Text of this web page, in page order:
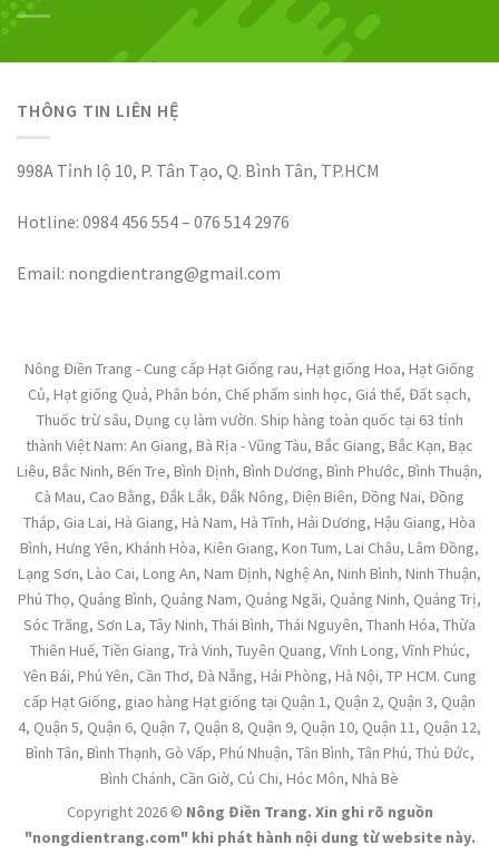
THÔNG TIN LIÊN HỆ
998A Tỉnh lộ 10, P. Tân Tạo, Q. Bình Tân, TP.HCM
Hotline: 0984 456 554 – 076 514 2976
Email: nongdientrang@gmail.com
Nông Điền Trang - Cung cấp Hạt Giống rau, Hạt giống Hoa, Hạt Giống
Củ, Hạt giống Quả, Phân bón, Chế phẩm sinh học, Giá thể, Đất sạch,
Thuốc trừ sâu, Dụng cụ làm vườn. Ship hàng toàn quốc tại 63 tỉnh
thành Việt Nam: An Giang, Bà Rịa - Vũng Tàu, Bắc Giang, Bắc Kạn, Bạc
Liêu, Bắc Ninh, Bến Tre, Bình Định, Bình Dương, Bình Phước, Bình Thuận,
Cà Mau, Cao Bằng, Đắk Lắk, Đắk Nông, Điện Biên, Đồng Nai, Đồng
Tháp, Gia Lai, Hà Giang, Hà Nam, Hà Tĩnh, Hải Dương, Hậu Giang, Hòa
Bình, Hưng Yên, Khánh Hòa, Kiên Giang, Kon Tum, Lai Châu, Lâm Đồng,
Lạng Sơn, Lào Cai, Long An, Nam Định, Nghệ An, Ninh Bình, Ninh Thuận,
Phú Thọ, Quảng Bình, Quảng Nam, Quảng Ngãi, Quảng Ninh, Quảng Trị,
Sóc Trăng, Sơn La, Tây Ninh, Thái Bình, Thái Nguyên, Thanh Hóa, Thừa
Thiên Huế, Tiền Giang, Trà Vinh, Tuyên Quang, Vĩnh Long, Vĩnh Phúc,
Yên Bái, Phú Yên, Cần Thơ, Đà Nẵng, Hải Phòng, Hà Nội, TP HCM. Cung
cấp Hạt Giống, giao hàng Hạt giống tại Quận 1, Quận 2, Quận 3, Quận
4, Quận 5, Quận 6, Quận 7, Quận 8, Quận 9, Quận 10, Quận 11, Quận 12,
Bình Tân, Bình Thạnh, Gò Vấp, Phú Nhuận, Tân Bình, Tân Phú, Thủ Đức,
Bình Chánh, Cần Giờ, Củ Chi, Hóc Môn, Nhà Bè
Copyright 2026 © Nông Điền Trang. Xin ghi rõ nguồn
"nongdientrang.com" khi phát hành nội dung từ website này.